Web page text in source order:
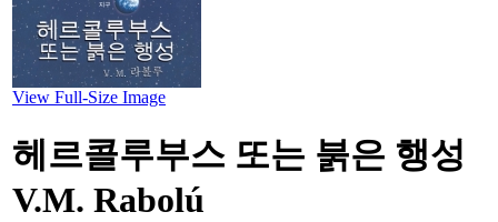
View Full-Size Image
헤르콜루부스 또는 붉은 행성
V.M. Rabolú